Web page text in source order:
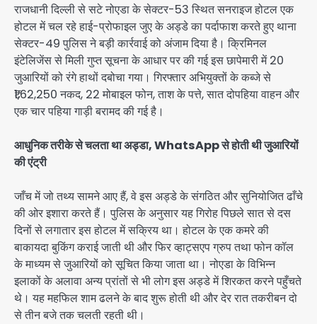
राजधानी दिल्ली से सटे नोएडा के सेक्टर-53 स्थित सनराइज होटल एक
होटल में चल रहे हाई-प्रोफाइल जुए के अड्डे का पर्दाफाश करते हुए थाना
सेक्टर-49 पुलिस ने बड़ी कार्रवाई को अंजाम दिया है। क्रिमिनल
इंटेलिजेंस से मिली गुप्त सूचना के आधार पर की गई इस छापेमारी में 20
जुआरियों को रंगे हाथों दबोचा गया। गिरफ्तार अभियुक्तों के कब्जे से
₹1,62,250 नकद, 22 मोबाइल फोन, ताश के पत्ते, सात दोपहिया वाहन और
एक चार पहिया गाड़ी बरामद की गई है।
आधुनिक तरीके से चलता था अड्डा, WhatsApp से होती थी जुआरियों
की एंट्री
जाँच में जो तथ्य सामने आए हैं, वे इस अड्डे के संगठित और सुनियोजित ढाँचे
की ओर इशारा करते हैं। पुलिस के अनुसार यह गिरोह पिछले सात से दस
दिनों से लगातार इस होटल में सक्रिय था। होटल के एक कमरे की
बाकायदा बुकिंग कराई जाती थी और फिर व्हाट्सएप ग्रुप तथा फोन कॉल
के माध्यम से जुआरियों को सूचित किया जाता था। नोएडा के विभिन्न
इलाकों के अलावा अन्य प्रांतों से भी लोग इस अड्डे में शिरकत करने पहुँचते
थे। यह महफिल शाम ढलने के बाद शुरू होती थी और देर रात तकरीबन दो
से तीन बजे तक चलती रहती थी।